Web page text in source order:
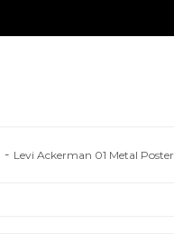
Levi Ackerman 01 Metal Poster